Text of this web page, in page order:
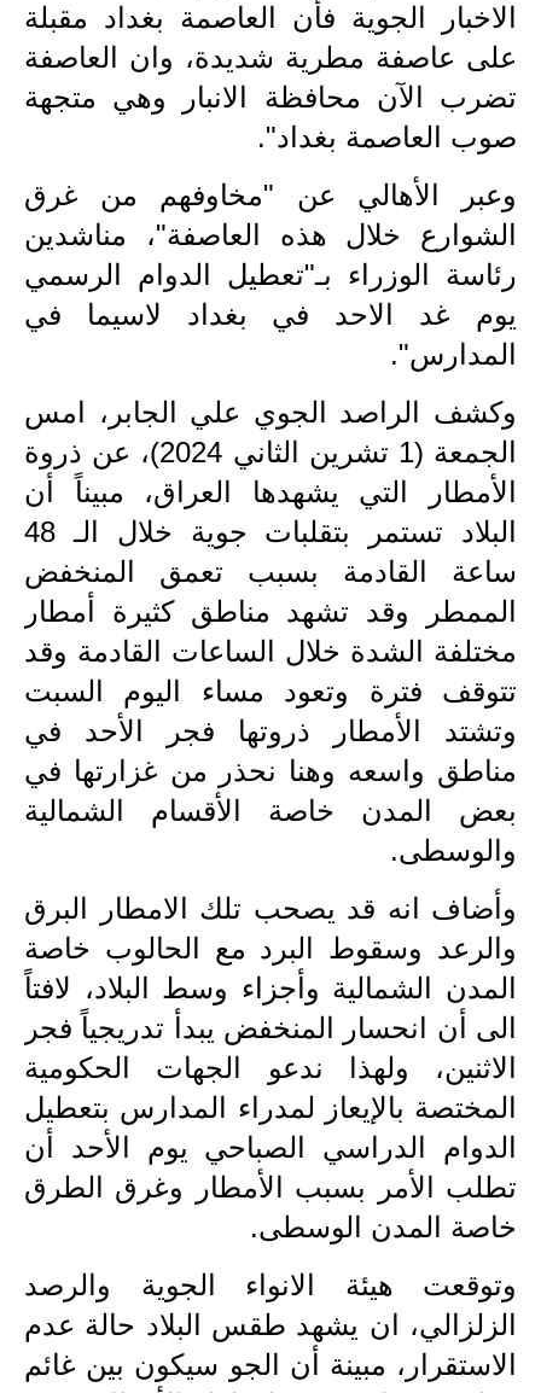
نتائج الامتحانات
المرحلة الابتدائية
المرحلة الاعدادية
اسئلة وزارية
المرحلة الابتدائية
المرحلة الاعدادية
مرشحات
المرحلة الابتدائية
المرحلة المتوسطة
المرحلة الاعدادية
كتب مدرسية
المرحلة الابتدائية
المرحلة المتوسطة
ملازم دراسية
المرحلة الابتدائية
المرحلة المتوسطة
المرحلة الاعدادية
دروس
المرحلة الابتدائية
المرحلة الاعدادية
مواضيع انشاء
الاخبار الجوية فأن العاصمة بغداد مقبلة
على عاصفة مطرية شديدة، وان العاصفة
تضرب الآن محافظة الانبار وهي متجهة
صوب العاصمة بغداد".
وعبر الأهالي عن "مخاوفهم من غرق
الشوارع خلال هذه العاصفة"، مناشدين
رئاسة الوزراء بـ"تعطيل الدوام الرسمي
يوم غد الاحد في بغداد لاسيما في
المدارس".
وكشف الراصد الجوي علي الجابر، امس
الجمعة (1 تشرين الثاني 2024)، عن ذروة
الأمطار التي يشهدها العراق، مبيناً أن
البلاد تستمر بتقلبات جوية خلال الـ 48
ساعة القادمة بسبب تعمق المنخفض
الممطر وقد تشهد مناطق كثيرة أمطار
مختلفة الشدة خلال الساعات القادمة وقد
تتوقف فترة وتعود مساء اليوم السبت
وتشتد الأمطار ذروتها فجر الأحد في
مناطق واسعه وهنا نحذر من غزارتها في
بعض المدن خاصة الأقسام الشمالية
والوسطى.
وأضاف انه قد يصحب تلك الامطار البرق
والرعد وسقوط البرد مع الحالوب خاصة
المدن الشمالية وأجزاء وسط البلاد، لافتاً
الى أن انحسار المنخفض يبدأ تدريجياً فجر
الاثنين، ولهذا ندعو الجهات الحكومية
المختصة بالإيعاز لمدراء المدارس بتعطيل
الدوام الدراسي الصباحي يوم الأحد أن
تطلب الأمر بسبب الأمطار وغرق الطرق
خاصة المدن الوسطى.
وتوقعت هيئة الانواء الجوية والرصد
الزلزالي، ان يشهد طقس البلاد حالة عدم
الاستقرار، مبينة أن الجو سيكون بين غائم